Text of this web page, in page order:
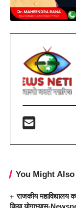
You Might
राजकीय